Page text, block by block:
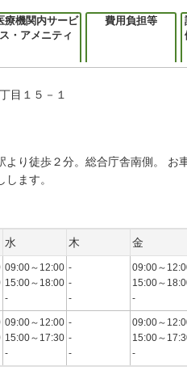
療機関内サービ
ス・アメニティ
費用負担等
目１５－１
より徒歩２分。総合庁舎南側。 お
ます。
水 木 金
09:00～12:00
15:00～18:00
-
-
-
-
09:00～
15:00～
-
09:00～12:00
15:00～17:30
-
-
-
-
09:00～
15:00～
-